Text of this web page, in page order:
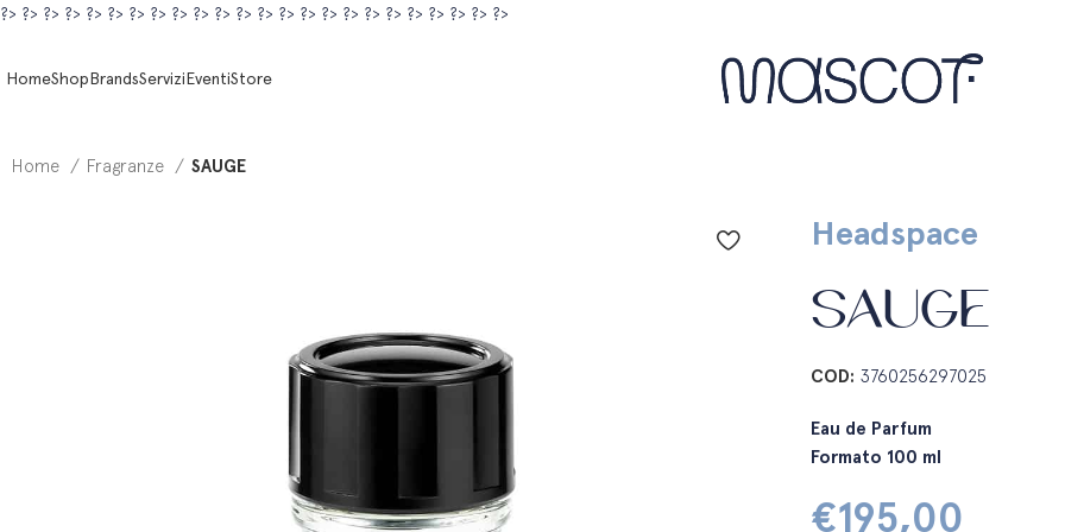
?> ?> ?> ?> ?> ?> ?> ?> ?> ?> ?> ?> ?> ?> ?> ?> ?> ?> ?> ?> ?> ?> ?> ?>
HomeShopBrandsServiziEventiStore
Home Fragranze SAUGE
Headspace
SAUGE
COD: 3760256297025
Eau de Parfum
Formato 100 ml
€195,00